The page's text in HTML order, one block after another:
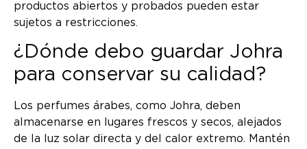
productos abiertos y probados pueden estar
sujetos a restricciones.
¿Dónde debo guardar Johra
para conservar su calidad?
Los perfumes árabes, como Johra, deben
almacenarse en lugares frescos y secos, alejados
de la luz solar directa y del calor extremo. Mantén